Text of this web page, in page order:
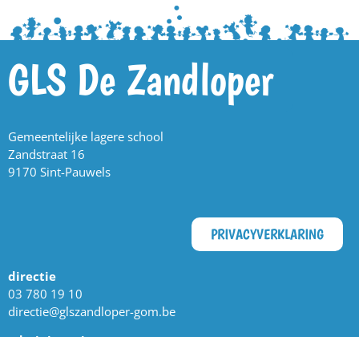
GLS De Zandloper
Gemeentelijke lagere school
Zandstraat 16
9170 Sint-Pauwels
PRIVACYVERKLARING
directie
03 780 19 10
directie@glszandloper-gom.be